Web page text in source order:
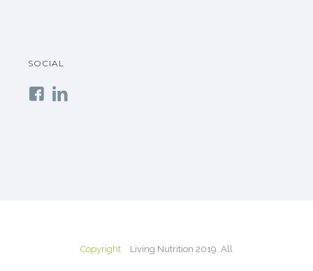
SOCIAL
Copyright
Living Nutrition 2019. All